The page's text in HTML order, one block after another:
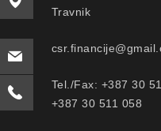
Travnik
Tel./Fax: +387 30
+387 30 511 058